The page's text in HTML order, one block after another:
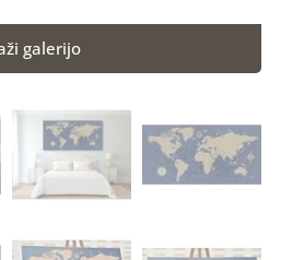
galerijo